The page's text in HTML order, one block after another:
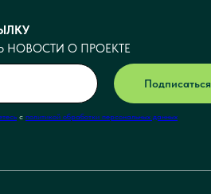
О ПРОЕКТЕ
с политикой обработки персональных данных
Подписаться